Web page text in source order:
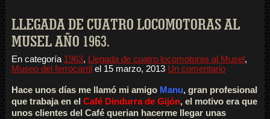
LLEGADA DE CUATRO LOCOMOTORAS AL
MUSEL AÑO 1963.
En categoría 1963, Llegada de cuatro locomotoras al Musel ,
Museo del ferrocarril el 15 marzo, 2013 Un comentario
Hace unos días me llamó mi amigo Manu, gran profesional
que trabaja en el Café Dindurra de Gijón, el motivo era que
unos clientes del Café querian hacerme llegar unas